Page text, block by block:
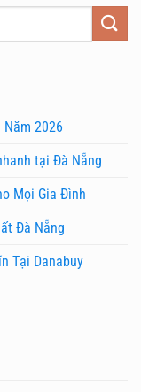
2026
tại Đà Nẵng
Mọi Gia Đình
Đà Nẵng
Tại Danabuy